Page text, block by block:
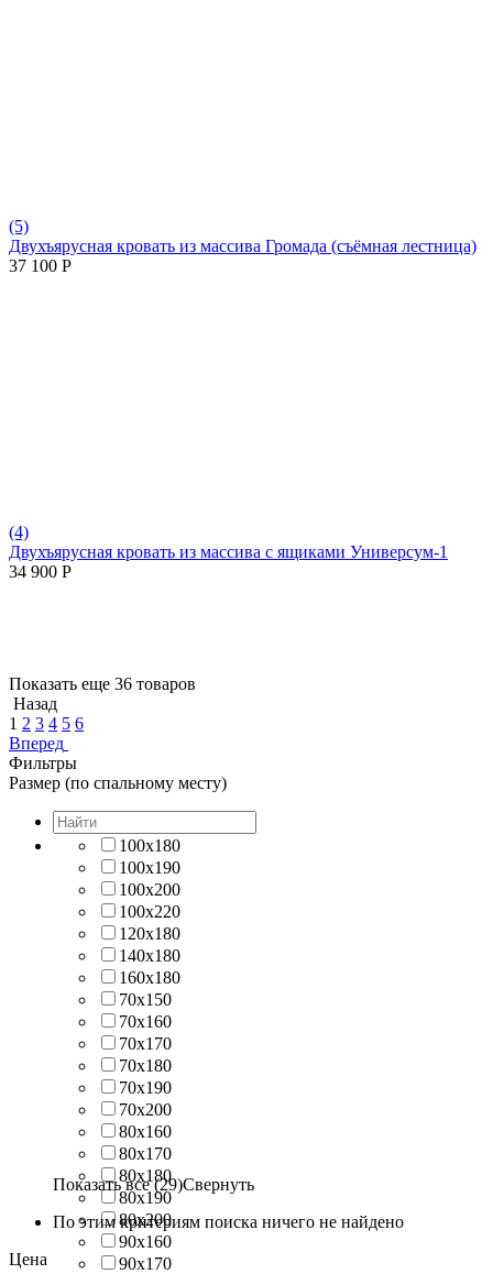
(5)
Двухъярусная кровать из массива Громада (съёмная лестница)
37 100 Р
(4)
Двухъярусная кровать из массива с ящиками Универсум-1
34 900 Р
Показать еще 36 товаров
Назад
1 2 3 4 5 6
Вперед
Фильтры
Размер (по спальному месту)
100х180
100х190
100х200
100х220
120х180
140х180
160х180
70х150
70х160
70х170
70х180
70х190
70х200
80х160
80х170
80х180
80х190
80х200
90х160
90х170
Показать все (29)Свернуть
По этим критериям поиска ничего не найдено
Цена